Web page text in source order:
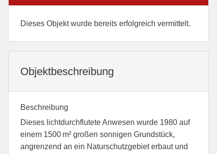
Dieses Objekt wurde bereits erfolgreich vermittelt.
Objekt­beschreibung
Beschreibung
Dieses lichtdurchflutete Anwesen wurde 1980 auf
einem 1500 m² großen sonnigen Grundstück,
angrenzend an ein Naturschutzgebiet erbaut und